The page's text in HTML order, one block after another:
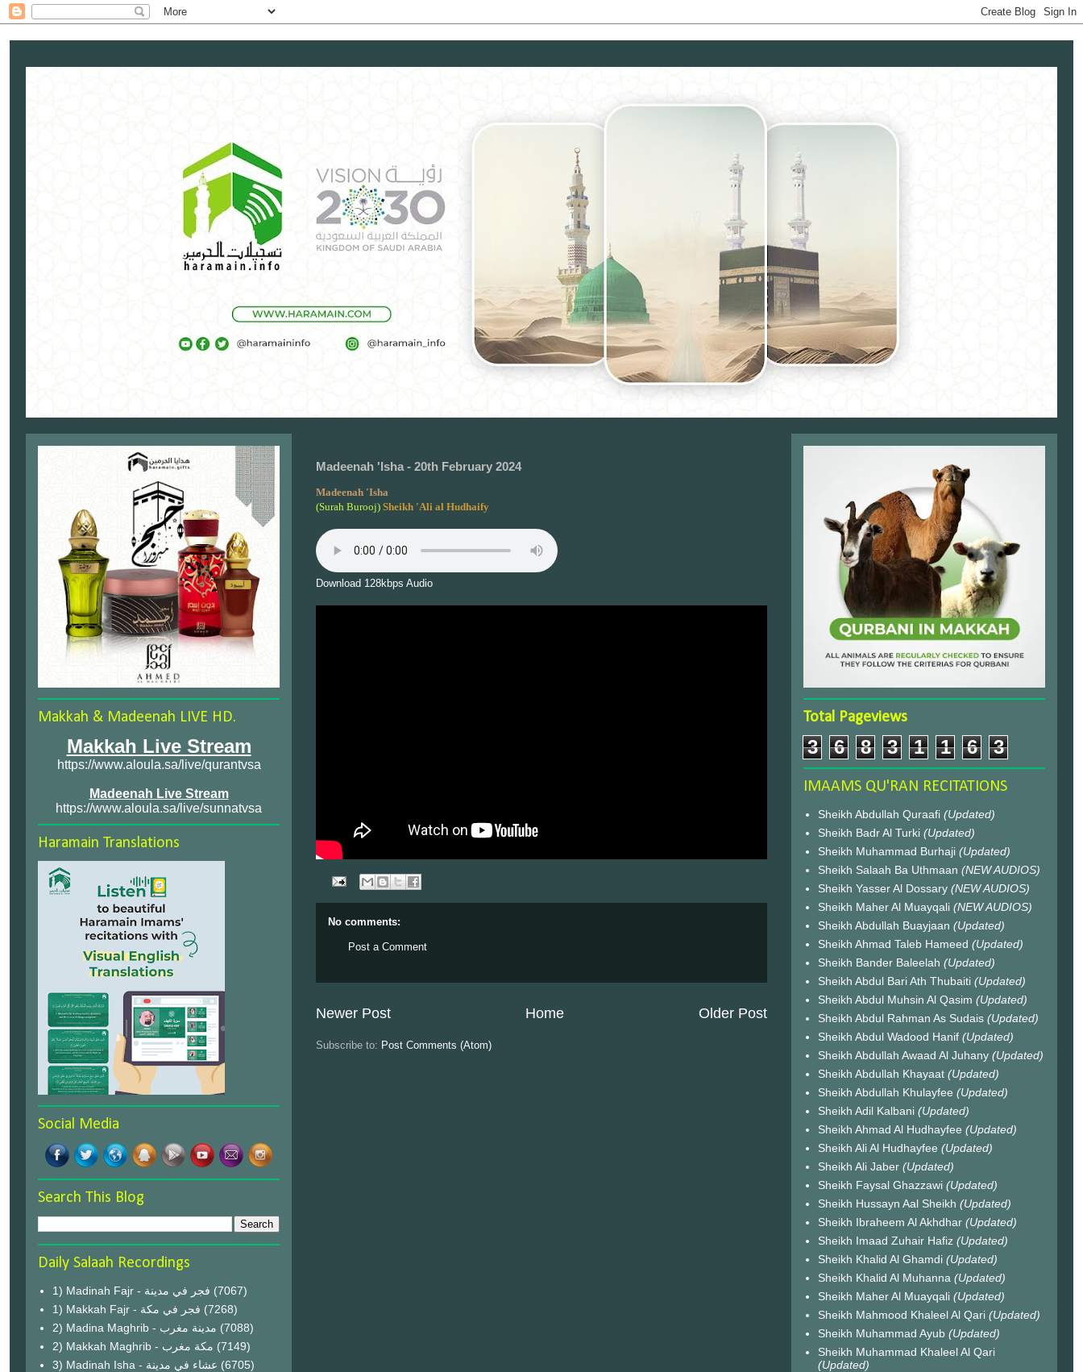
Madeenah 'Isha - 20th February 2024
Madeenah 'Isha
(Surah Burooj) Sheikh 'Ali al Hudhaify
Download 128kbps Audio
No comments:
Post a Comment
Newer Post Older Post
Home
Subscribe to: Post Comments (Atom)
Makkah & Madeenah LIVE HD.
Makkah Live Stream
https://www.aloula.sa/live/qurantvsa
Madeenah Live Stream
https://www.aloula.sa/live/sunnatvsa
Haramain Translations
Social Media
Search This Blog
Daily Salaah Recordings
1) Madinah Fajr - فجر في مدينة (7067)
1) Makkah Fajr - فجر في مكة (7268)
2) Madina Maghrib - مدينة مغرب (7088)
2) Makkah Maghrib - مكة مغرب (7149)
3) Madinah Isha - عشاء في مدينة (6705)
Total Pageviews
3 6 8 3 1 1 6 3
IMAAMS QU'RAN RECITATIONS
Sheikh Abdullah Quraafi (Updated)
Sheikh Badr Al Turki (Updated)
Sheikh Muhammad Burhaji (Updated)
Sheikh Salaah Ba Uthmaan (NEW AUDIOS)
Sheikh Yasser Al Dossary (NEW AUDIOS)
Sheikh Maher Al Muayqali (NEW AUDIOS)
Sheikh Abdullah Buayjaan (Updated)
Sheikh Ahmad Taleb Hameed (Updated)
Sheikh Bander Baleelah (Updated)
Sheikh Abdul Bari Ath Thubaiti (Updated)
Sheikh Abdul Muhsin Al Qasim (Updated)
Sheikh Abdul Rahman As Sudais (Updated)
Sheikh Abdul Wadood Hanif (Updated)
Sheikh Abdullah Awaad Al Juhany (Updated)
Sheikh Abdullah Khayaat (Updated)
Sheikh Abdullah Khulayfee (Updated)
Sheikh Adil Kalbani (Updated)
Sheikh Ahmad Al Hudhayfee (Updated)
Sheikh Ali Al Hudhayfee (Updated)
Sheikh Ali Jaber (Updated)
Sheikh Faysal Ghazzawi (Updated)
Sheikh Hussayn Aal Sheikh (Updated)
Sheikh Ibraheem Al Akhdhar (Updated)
Sheikh Imaad Zuhair Hafiz (Updated)
Sheikh Khalid Al Ghamdi (Updated)
Sheikh Khalid Al Muhanna (Updated)
Sheikh Maher Al Muayqali (Updated)
Sheikh Mahmood Khaleel Al Qari (Updated)
Sheikh Muhammad Ayub (Updated)
Sheikh Muhammad Khaleel Al Qari
(Updated)